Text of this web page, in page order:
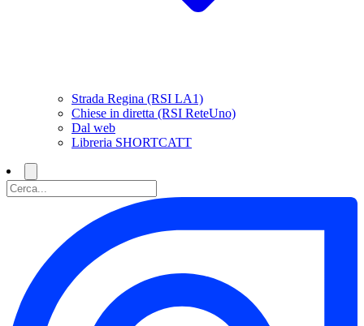
Strada Regina (RSI LA1)
Chiese in diretta (RSI ReteUno)
Dal web
Libreria SHORTCATT